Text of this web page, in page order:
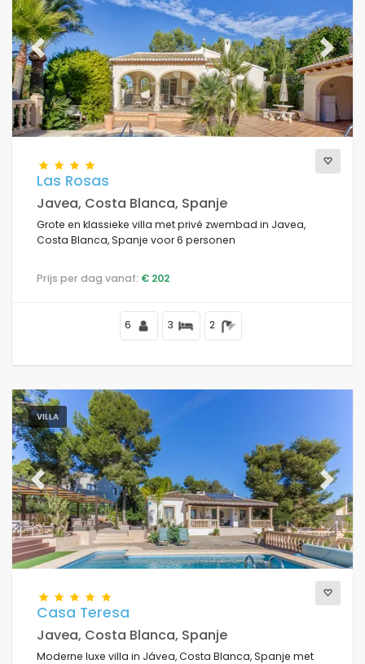
Previous Next
Las Rosas
Javea, Costa Blanca, Spanje
Grote en klassieke villa met privé zwembad in Javea,
Costa Blanca, Spanje voor 6 personen
Prijs per dag vanaf: € 202
6 3 2
VILLA
Previous Next
Casa Teresa
Javea, Costa Blanca, Spanje
Moderne luxe villa in Jávea, Costa Blanca, Spanje met